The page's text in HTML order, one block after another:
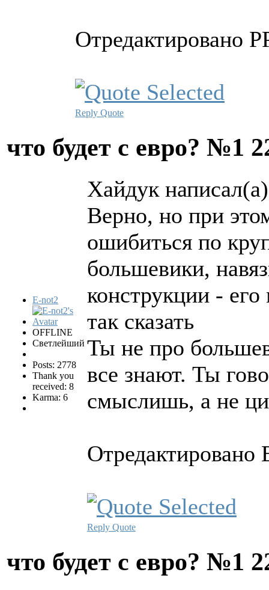
Отредактировано
Reply Quote
что будет с евро? №1
E-not2
OFFLINE
Светлейший
Posts: 2778
Thank you
received: 8
Karma: 6
Хайдук
Верно, но при
ошибиться по
большевики,
конструкции - его
так сказать
Ты не про
все знают. Ты
смыслишь, а не
Reply Quote
что будет с евро? №1